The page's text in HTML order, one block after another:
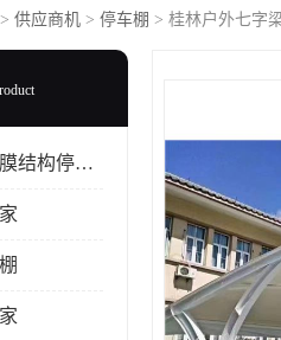
> 供应商机 > 停车棚 > 桂林户外七字
电动车停车膜结构停车棚